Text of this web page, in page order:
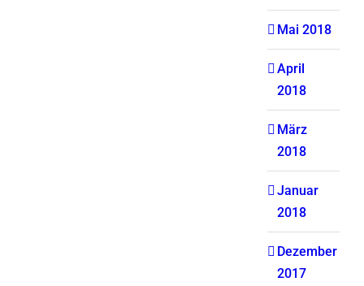
Mai 2018
April
2018
März
2018
Januar
2018
Dezember
2017